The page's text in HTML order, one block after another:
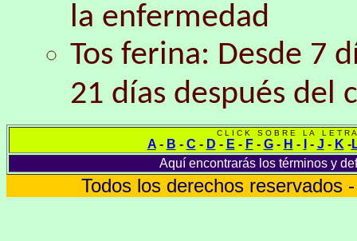
la enfermedad
Tos ferina: Desde 7
21 días después del
C L I C K S O B R E L A L E T R
A- B - C - D - E - F- G- H - - J - K -
Aquí encontrarás los términos y
Todos los derechos reservados